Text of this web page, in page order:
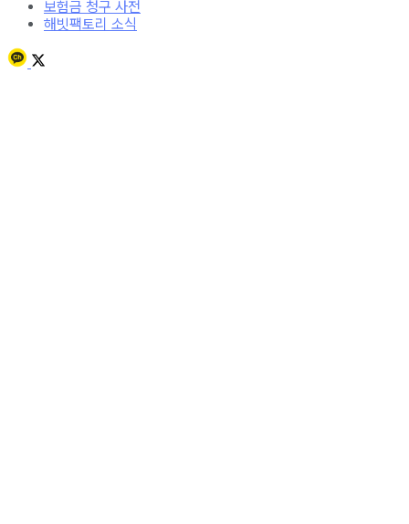
보험금 청구 사전
해빗팩토리 소식